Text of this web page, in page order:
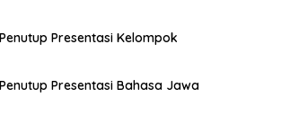
Presentasi Kelompok
Presentasi Bahasa Jawa